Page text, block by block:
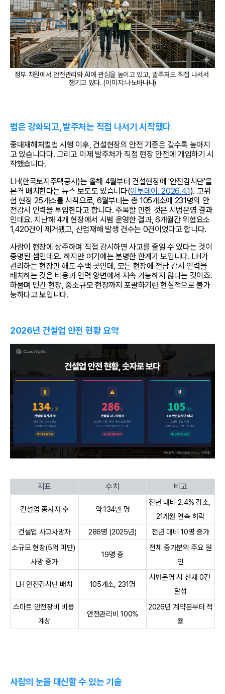
정부 차원에서 안전관리와 AI에 관심을 높이고 있고, 발주처도 직접 나서서
챙기고 있다. (이미지:나노바나나)
법은 강화되고, 발주처는 직접 나서기 시작했다
중대재해처벌법 시행 이후, 건설현장의 안전 기준은 갈수록 높아지
고 있습니다다. 그리고 이제 발주처가 직접 현장 안전에 개입하기 시
작했습니다.
LH(한국토지주택공사)는 올해 4월부터 건설현장에 '안전감시단'을
본격 배치한다는 뉴스 보도도 있습니다(이투데이, 2026.4.1). 고위
험 현장 25개소를 시작으로, 6월부터는 총 105개소에 231명의 안
전감시 인력을 투입한다고 합니다. 주목할 만한 것은 시범운영 결과
인데요. 지난해 4개 현장에서 시범 운영한 결과, 6개월간 위험요소
1,420건이 제거됐고, 산업재해 발생 건수는 0건이었다고 합니다.
사람이 현장에 상주하며 직접 감시하면 사고를 줄일 수 있다는 것이
증명된 셈인데요. 하지만 여기에는 분명한 한계가 보입니다. LH가
관리하는 현장만 해도 수백 곳인데, 모든 현장에 전담 감시 인력을
배치하는 것은 비용과 인력 양면에서 지속 가능하지 않다는 것이죠.
하물며 민간 현장, 중소규모 현장까지 포괄하기란 현실적으로 불가
능하다고 보입니다.
2026년 건설업 안전 현황 요약
지표 수치 비고
건설업 종사자 수 약 134만 명
전년 대비 2.4% 감소,
21개월 연속 하락
건설업 사고사망자
286명 (2025년)
전년 대비 10명 증가
소규모 현장(5억 미만)
사망 증가
19명 증
전체 증가분의 주요 원
인
LH 안전감시단 배치 105개소, 231명
시범운영 시 산재 0건
달성
스마트 안전장비 비용
계상
안전관리비 100%
2026년 계약분부터 적
용
사람의 눈을 대신할 수 있는 기술